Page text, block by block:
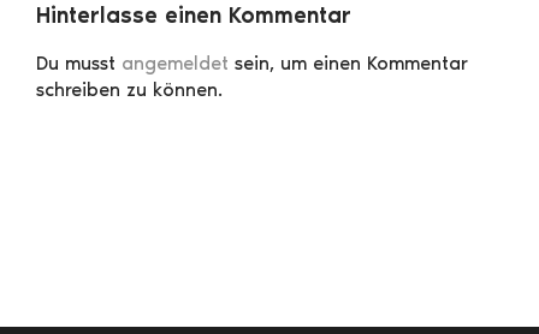
Hinterlasse einen Kommentar
Du musst angemeldet sein, um einen Kommentar
schreiben zu können.